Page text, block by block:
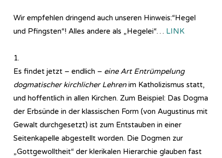
Wir empfehlen dringend auch unseren Hinweis:“Hegel
und Pfingsten“! Alles andere als „Hegelei“… LINK
1.
Es findet jetzt – endlich – eine Art Entrümpelung
dogmatischer kirchlicher Lehrenim Katholizismus statt,
und hoffentlich in allen Kirchen. Zum Beispiel: Das Dogma
der Erbsünde in der klassischen Form (von Augustinus mit
Gewalt durchgesetzt) ist zum Entstauben in einer
Seitenkapelle abgestellt worden. Die Dogmen zur
„Gottgewolltheit“ der klerikalen Hierarchie glauben fast